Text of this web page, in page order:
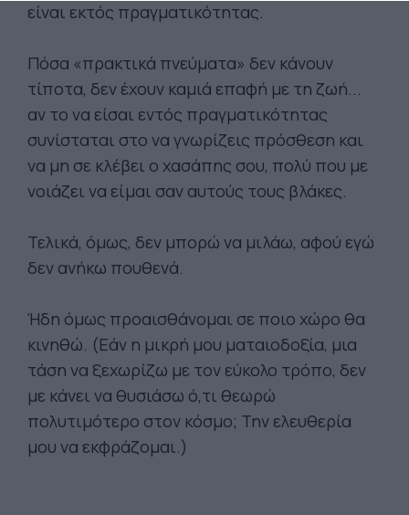
είναι εκτός πραγματικότητας.
Πόσα «πρακτικά πνεύματα» δεν κάνουν
τίποτα, δεν έχουν καμιά επαφή με τη ζωή...
αν το να είσαι εντός πραγματικότητας
συνίσταται στο να γνωρίζεις πρόσθεση και
να μη σε κλέβει ο χασάπης σου, πολύ που με
νοιάζει να είμαι σαν αυτούς τους βλάκες.
Τελικά, όμως, δεν μπορώ να μιλάω, αφού εγώ
δεν ανήκω πουθενά.
Ήδη όμως προαισθάνομαι σε ποιο χώρο θα
κινηθώ. (Εάν η μικρή μου ματαιοδοξία, μια
τάση να ξεχωρίζω με τον εύκολο τρόπο, δεν
με κάνει να θυσιάσω ό,τι θεωρώ
πολυτιμότερο στον κόσμο; Την ελευθερία
μου να εκφράζομαι.)